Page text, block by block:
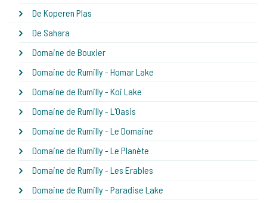
De Koperen Plas
De Sahara
Domaine de Bouxier
Domaine de Rumilly - Homar Lake
Domaine de Rumilly - Koi Lake
Domaine de Rumilly - L'Oasis
Domaine de Rumilly - Le Domaine
Domaine de Rumilly - Le Planète
Domaine de Rumilly - Les Erables
Domaine de Rumilly - Paradise Lake